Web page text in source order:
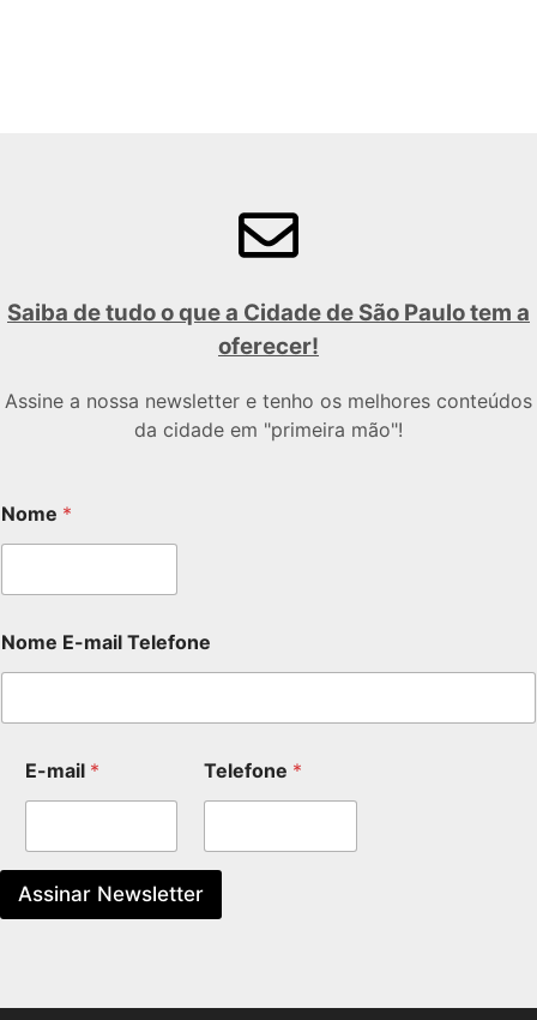
Saiba de tudo o que a Cidade de São Paulo tem a
oferecer!
Assine a nossa newsletter e tenho os melhores conteúdos
da cidade em "primeira mão"!
Nome *
Nome E-mail Telefone
E-mail * Telefone *
Assinar Newsletter